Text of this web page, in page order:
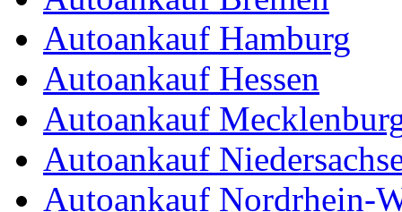
Autoankauf Hamburg
Autoankauf Hessen
Autoankauf
Autoankauf
Autoankauf Nordrhein-